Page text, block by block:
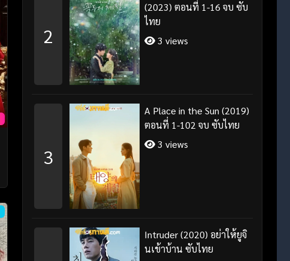
2
(2023) ตอนที่ 1-16 จบ ซับ
ไทย
3 views
3
A Place in the Sun (2019)
ตอนที่ 1-102 จบ ซับไทย
3 views
Intruder (2020) อย่าให้ยูจิ
นเข้าบ้าน ซับไทย